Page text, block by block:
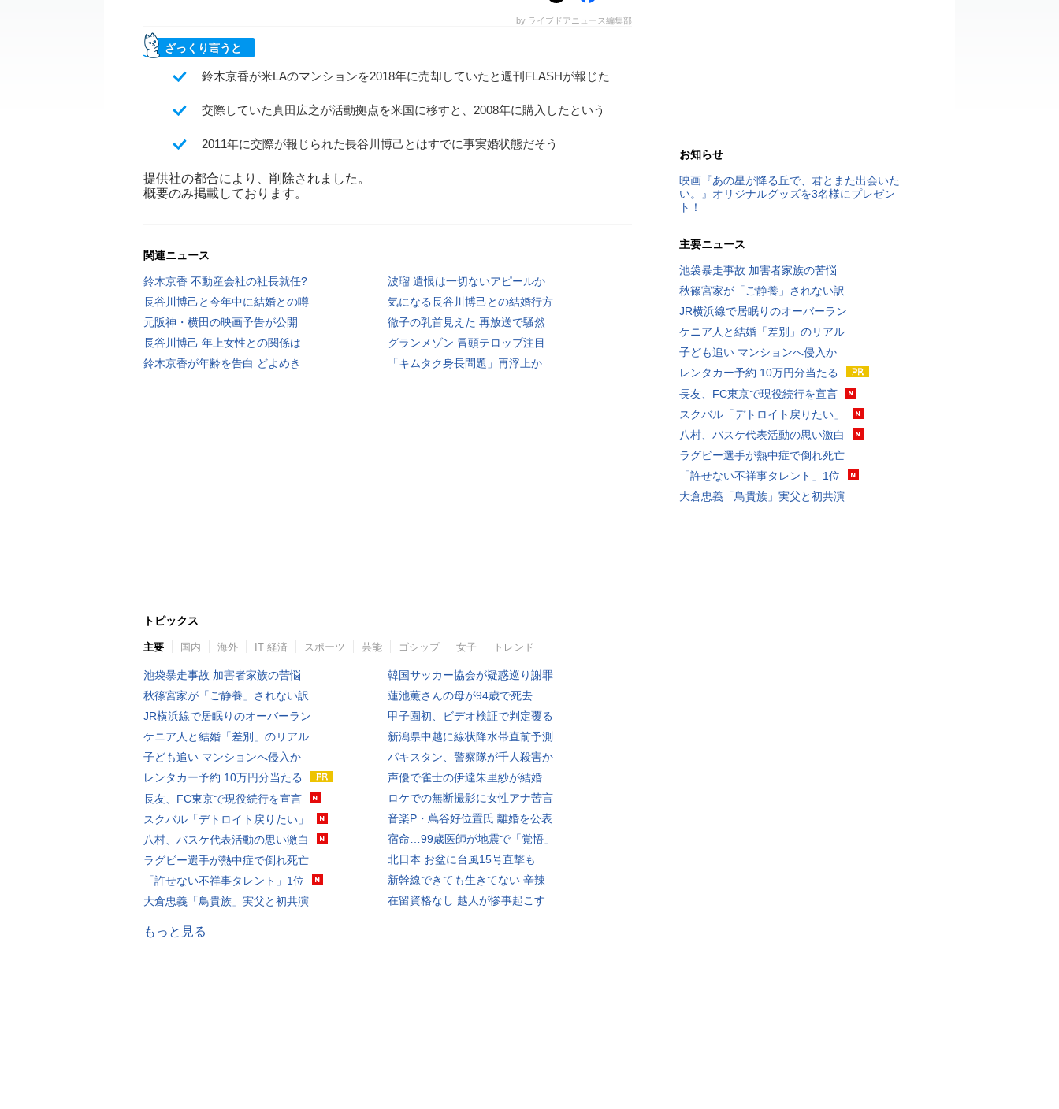
by ライブドアニュース編集部
ざっくり言うと
鈴木京香が米LAのマンションを2018年に売却していたと週刊FLASHが報じた
交際していた真田広之が活動拠点を米国に移すと、2008年に購入したという
2011年に交際が報じられた長谷川博己とはすでに事実婚状態だそう
提供社の都合により、削除されました。
概要のみ掲載しております。
関連ニュース
鈴木京香 不動産会社の社長就任?
波瑠 遺恨は一切ないアピールか
長谷川博己と今年中に結婚との噂
気になる長谷川博己との結婚行方
元阪神・横田の映画予告が公開
徹子の乳首見えた 再放送で騒然
長谷川博己 年上女性との関係は
グランメゾン 冒頭テロップ注目
鈴木京香が年齢を告白 どよめき
「キムタク身長問題」再浮上か
トピックス
主要 国内 海外 IT 経済 スポーツ 芸能 ゴシップ 女子 トレンド
池袋暴走事故 加害者家族の苦悩
秋篠宮家が「ご静養」されない訳
JR横浜線で居眠りのオーバーラン
ケニア人と結婚「差別」のリアル
子ども追い マンションへ侵入か
レンタカー予約 10万円分当たる
長友、FC東京で現役続行を宣言
スクバル「デトロイト戻りたい」
八村、バスケ代表活動の思い激白
ラグビー選手が熱中症で倒れ死亡
「許せない不祥事タレント」1位
大倉忠義「鳥貴族」実父と初共演
韓国サッカー協会が疑惑巡り謝罪
蓮池薫さんの母が94歳で死去
甲子園初、ビデオ検証で判定覆る
新潟県中越に線状降水帯直前予測
パキスタン、警察隊が千人殺害か
声優で雀士の伊達朱里紗が結婚
ロケでの無断撮影に女性アナ苦言
音楽P・蔦谷好位置氏 離婚を公表
宿命…99歳医師が地震で「覚悟」
北日本 お盆に台風15号直撃も
新幹線できても生きてない 辛辣
在留資格なし 越人が惨事起こす
もっと見る
お知らせ
映画『あの星が降る丘で、君とまた出会いた
い。』オリジナルグッズを3名様にプレゼン
ト！
主要ニュース
池袋暴走事故 加害者家族の苦悩
秋篠宮家が「ご静養」されない訳
JR横浜線で居眠りのオーバーラン
ケニア人と結婚「差別」のリアル
子ども追い マンションへ侵入か
レンタカー予約 10万円分当たる
長友、FC東京で現役続行を宣言
スクバル「デトロイト戻りたい」
八村、バスケ代表活動の思い激白
ラグビー選手が熱中症で倒れ死亡
「許せない不祥事タレント」1位
大倉忠義「鳥貴族」実父と初共演